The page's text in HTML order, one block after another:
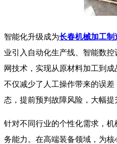
智能化升级成为长春机械加工制
业引入自动化生产线、智能数
网技术，实现从原材料加工到
不仅减少了人工操作带来的误
态，提前预判故障风险，大幅提
针对不同行业的个性化需求，
务能力。在高端装备领域，为核